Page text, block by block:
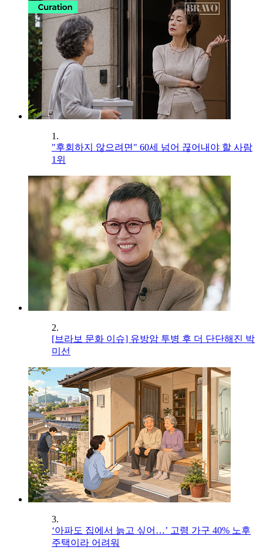
1.
"후회하지 않으려면" 60세 넘어 끊어내야 할 사람
1위
2.
[브라보 문화 이슈] 유방암 투병 후 더 단단해진 박
미선
3.
‘아파도 집에서 늙고 싶어…’ 고령 가구 40% 노후
주택이라 어려워